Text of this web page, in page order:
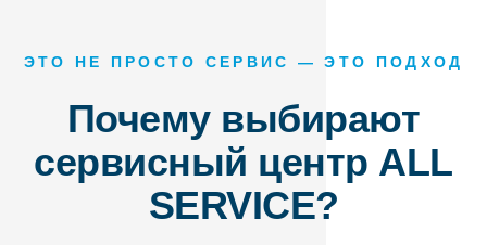
ЭТО НЕ ПРОСТО СЕРВИС — ЭТО ПОДХОД
Почему выбирают
сервисный центр ALL
SERVICE?